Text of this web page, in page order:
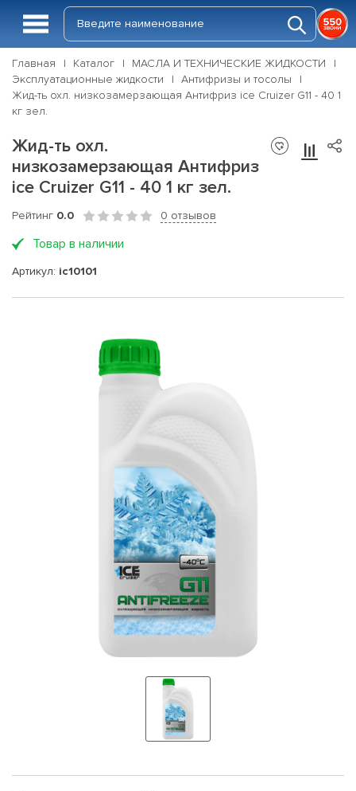
Главная Каталог
МАСЛА И ТЕХНИЧЕСКИЕ ЖИДКОСТИ
Эксплуатационные жидкости
Антифризы и тосолы
Жид-ть охл. низкозамерзающая Антифриз ice Cruizer G11 - 40 1
кг зел.
Жид-ть охл.
низкозамерзающая Антифриз
ice Cruizer G11 - 40 1 кг зел.
Рейтинг 0.0 0 отзывов
Товар в наличии
Артикул: ic10101